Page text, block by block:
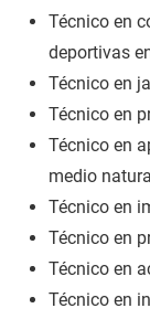
Técnico en
deportivas
Técnico en
Técnico en
Técnico en
medio
Técnico en
Técnico en
Técnico en
Técnico en